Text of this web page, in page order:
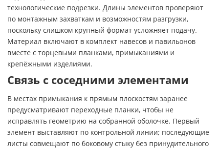
технологические подрезки. Длины элементов проверяют
по монтажным захваткам и возможностям разгрузки,
поскольку слишком крупный формат усложняет подачу.
Материал включают в комплект навесов и павильонов
вместе с торцевыми планками, примыканиями и
крепёжными изделиями.
Связь с соседними элементами
В местах примыкания к прямым плоскостям заранее
предусматривают переходные планки, чтобы не
исправлять геометрию на собранной оболочке. Первый
элемент выставляют по контрольной линии; последующие
листы совмещают по боковому стыку без принудительного